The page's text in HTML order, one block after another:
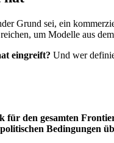
Grund sei, ein
um Modelle aus
eingreift? Und wer
für den gesamten
Bedingungen